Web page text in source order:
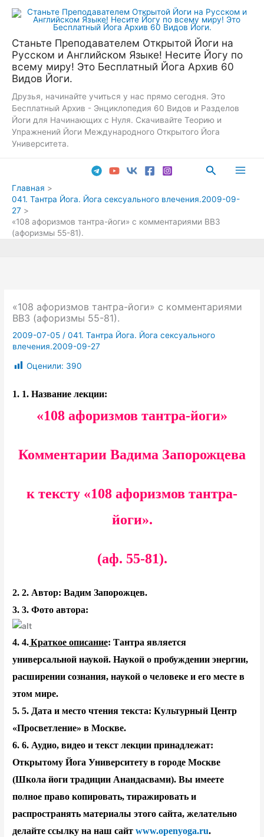
Перейти
Станьте Преподавателем Открытой Йоги на
Русском и Английском Языке! Несите Йогу по
всему миру! Это Бесплатный Йога Архив 60
Видов Йоги.
Друзья, начинайте учиться у нас прямо сегодня. Это
Бесплатный Архив - Энциклопедия 60 Видов и Разделов
Йоги для Начинающих с Нуля. Скачивайте Теорию и
Упражнений Йоги Международного Открытого Йога
Университета.
Поиск
Главная
041. Тантра Йога. Йога сексуального влечения.2009-09-
27
«108 афоризмов тантра-йоги» с комментариями ВВЗ
(афоризмы 55-81).
«108 афоризмов тантра-йоги» с комментариями
ВВЗ (афоризмы 55-81).
2009-07-05 /041. Тантра Йога. Йога сексуального
влечения.2009-09-27
Оценили: 390
1. 1. Название лекции:
«108 афоризмов тантра-йоги»
Комментарии Вадима Запорожцева
к тексту «108 афоризмов тантра-
йоги».
(аф. 55-81).
2. 2. Автор: Вадим Запорожцев.
3. 3. Фото автора:
4. 4.Краткое описание: Тантра является
универсальной наукой. Наукой о пробуждении энергии,
расширении сознания, наукой о человеке и его месте в
этом мире.
5. 5. Дата и место чтения текста: Культурный Центр
«Просветление» в Москве.
6. 6. Аудио, видео и текст лекции принадлежат:
Открытому Йога Университету в городе Москве
(Школа йоги традиции Анандасвами). Вы имеете
полное право копировать, тиражировать и
распространять материалы этого сайта, желательно
делайте ссылку на наш сайтwww.openyoga.ru.